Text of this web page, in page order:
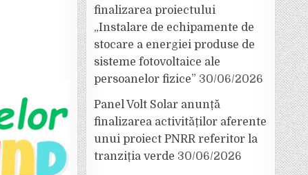
finalizarea proiectului
„Instalare de echipamente de
stocare a energiei produse de
sisteme fotovoltaice ale
persoanelor fizice” 30/06/2026
Panel Volt Solar anunță
finalizarea activităților aferente
unui proiect PNRR referitor la
tranziția verde 30/06/2026